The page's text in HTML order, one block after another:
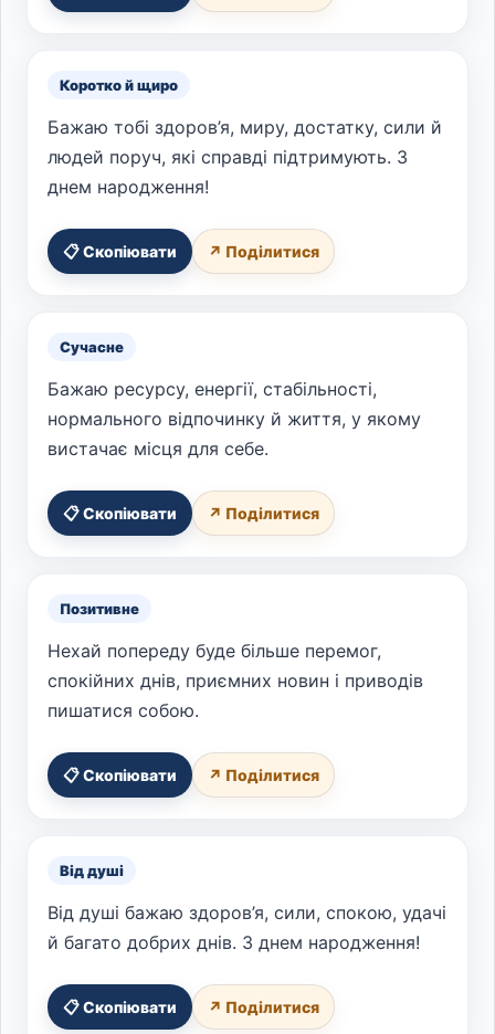
Коротко й щиро
Бажаю тобі здоров’я, миру, достатку, сили й
людей поруч, які справді підтримують. З
днем народження!
📋 Скопіювати ↗ Поділитися
Сучасне
Бажаю ресурсу, енергії, стабільності,
нормального відпочинку й життя, у якому
вистачає місця для себе.
📋 Скопіювати ↗ Поділитися
Позитивне
Нехай попереду буде більше перемог,
спокійних днів, приємних новин і приводів
пишатися собою.
📋 Скопіювати ↗ Поділитися
Від душі
Від душі бажаю здоров’я, сили, спокою, удачі
й багато добрих днів. З днем народження!
📋 Скопіювати ↗ Поділитися